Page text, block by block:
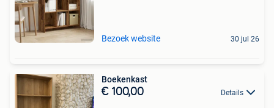
Bezoek website 30 jul 26
Boekenkast
€ 100,00 Details